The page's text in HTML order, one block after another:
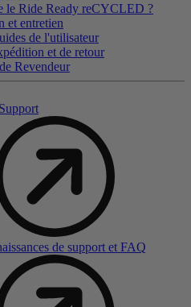
le Ride Ready reCYCLED ?
et entretien
de l'utilisateur
et de retour
Revendeur
de support et FAQ